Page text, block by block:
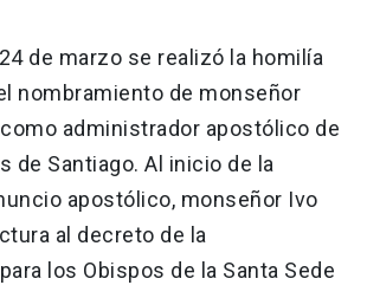
de marzo se realizó la homilía
nombramiento de monseñor
administrador apostólico de
de Santiago. Al inicio de la
apostólico, monseñor Ivo
al decreto de la
los Obispos de la Santa Sede